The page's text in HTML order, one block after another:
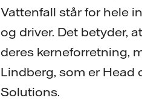
Vattenfall står for hele
og driver. Det betyder,
deres kerneforretning,
Lindberg, som er Head
Solutions.